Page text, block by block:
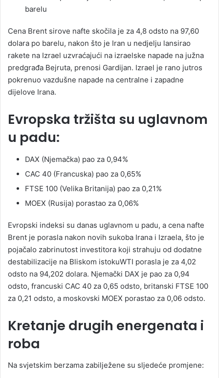
barelu
Cena Brent sirove nafte skočila je za 4,8 odsto na 97,60
dolara po barelu, nakon što je Iran u nedjelju lansirao
rakete na Izrael uzvraćajući na izraelske napade na južna
predgrađa Bejruta, prenosi Gardijan. Izrael je rano jutros
pokrenuo vazdušne napade na centralne i zapadne
dijelove Irana.
Evropska tržišta su uglavnom
u padu:
DAX (Njemačka) pao za 0,94%
CAC 40 (Francuska) pao za 0,65%
FTSE 100 (Velika Britanija) pao za 0,21%
MOEX (Rusija) porastao za 0,06%
Evropski indeksi su danas uglavnom u padu, a cena nafte
Brent je porasla nakon novih sukoba Irana i Izraela, što je
pojačalo zabrinutost investitora koji strahuju od dodatne
destabilizacije na Bliskom istokuWTI porasla je za 4,02
odsto na 94,202 dolara. Njemački DAX je pao za 0,94
odsto, francuski CAC 40 za 0,65 odsto, britanski FTSE 100
za 0,21 odsto, a moskovski MOEX porastao za 0,06 odsto.
Kretanje drugih energenata i
roba
Na svjetskim berzama zabilježene su sljedeće promjene: